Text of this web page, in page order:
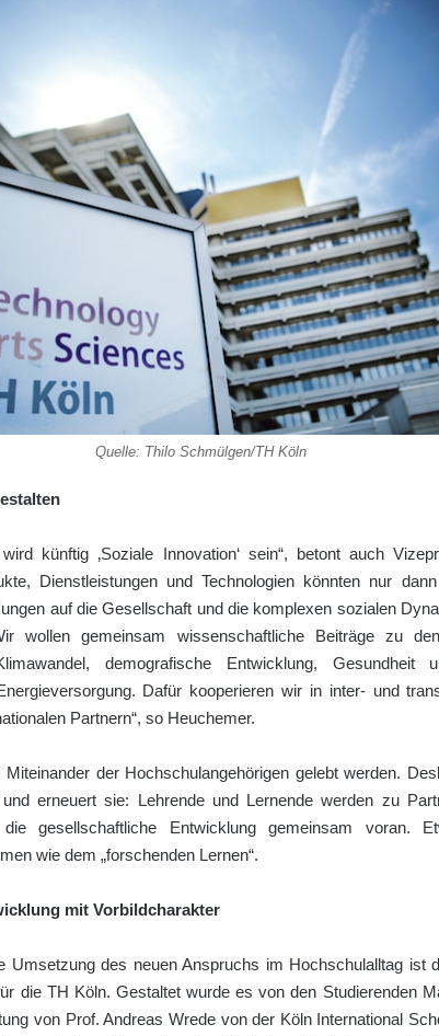
Quelle: Thilo Schmülgen/TH Köln
künftig ‚Soziale Innovation‘ sein“, betont auch
Dienstleistungen und Technologien könnten nur
auf die Gesellschaft und die komplexen sozialen
wollen gemeinsam wissenschaftliche Beiträge zu
demografische Entwicklung, Gesundheit
Dafür kooperieren wir in inter- und
Partnern“, so Heuchemer.
der Hochschulangehörigen gelebt werden.
erneuert sie: Lehrende und Lernende werden zu
gesellschaftliche Entwicklung gemeinsam voran.
wie dem „forschenden Lernen“.
mit Vorbildcharakter
Umsetzung des neuen Anspruchs im Hochschulalltag ist
die TH Köln. Gestaltet wurde es von den Studierenden
von Prof. Andreas Wrede von der Köln International